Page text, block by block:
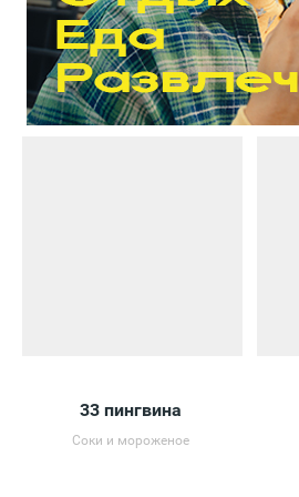
33 пингвина
Соки и мороженое